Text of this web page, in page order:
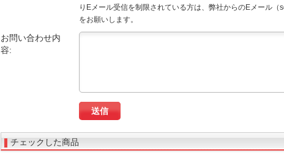
りEメール受信を制限されている方は、弊社からのEメール
をお願いします。
お問い合わせ内
容:
チェックした商品